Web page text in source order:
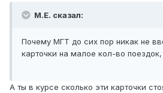
М.Е. сказал:
Почему МГТ до сих пор никак не
карточки на малое кол-во
А ты в курсе сколько эти карточки